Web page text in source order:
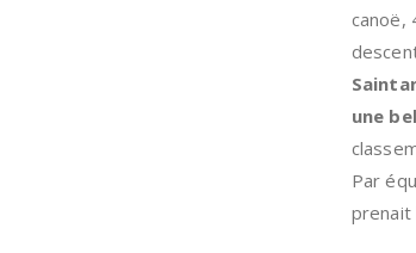
canoë,
une
Par
prenait